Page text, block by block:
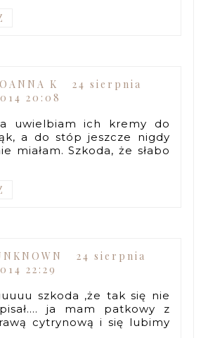
K
24 sierpnia
20:08
uwielbiam ich kremy do
a do stóp jeszcze nigdy
miałam. Szkoda, że słabo
24 sierpnia
22:29
szkoda ,że tak się nie
ja mam patkowy z
cytrynową i się lubimy